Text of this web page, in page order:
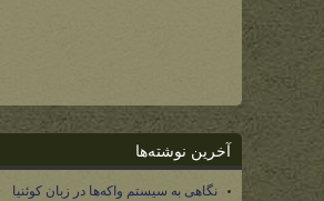
آخرین نوشته‌ها
نگاهی به سیستم واکه‌ها در زبان کوئنیا